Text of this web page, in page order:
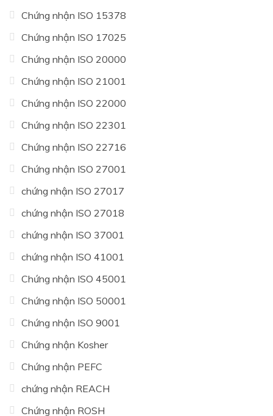
Chứng nhận ISO 15378
Chứng nhận ISO 17025
Chứng nhận ISO 20000
Chứng nhận ISO 21001
Chứng nhận ISO 22000
Chứng nhận ISO 22301
Chứng nhận ISO 22716
Chứng nhận ISO 27001
chứng nhận ISO 27017
chứng nhận ISO 27018
chứng nhận ISO 37001
chứng nhận ISO 41001
Chứng nhận ISO 45001
Chứng nhận ISO 50001
Chứng nhận ISO 9001
Chứng nhận Kosher
Chứng nhận PEFC
chứng nhận REACH
Chứng nhận ROSH